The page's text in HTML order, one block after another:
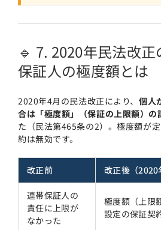
🔹 7. 2020年民法改
保証人の極度額とは
2020年4月の民法改正により、 個人
合は「極度額」（保証の上限額）の
た（民法第465条の2）。極度額が
約は無効です。
改正前 改正後（2020
連帯保証人の
責任に上限が
なかった
極度額（上限
設定の保証契